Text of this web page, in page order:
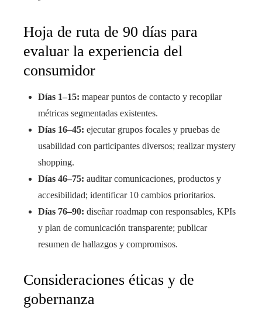
Hoja de ruta de 90 días para
evaluar la experiencia del
consumidor
Días 1–15: mapear puntos de contacto y recopilar
métricas segmentadas existentes.
Días 16–45: ejecutar grupos focales y pruebas de
usabilidad con participantes diversos; realizar mystery
shopping.
Días 46–75: auditar comunicaciones, productos y
accesibilidad; identificar 10 cambios prioritarios.
Días 76–90: diseñar roadmap con responsables, KPIs
y plan de comunicación transparente; publicar
resumen de hallazgos y compromisos.
Consideraciones éticas y de
gobernanza